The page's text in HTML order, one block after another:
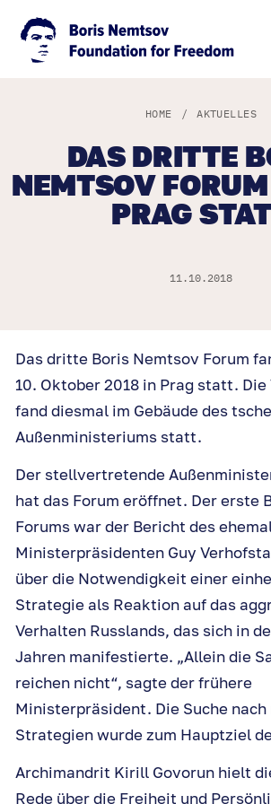
HOME / AKTUELLES
DAS DRITTE
NEMTSOV
PRAG
11.10.2018
Das dritte Boris Nemtsov Forum
10. Oktober 2018 in Prag statt.
fand diesmal im Gebäude des
Außenministeriums statt.
Der stellvertretende
hat das Forum eröffnet. Der erste
Forums war der Bericht des
Ministerpräsidenten Guy
über die Notwendigkeit einer
Strategie als Reaktion auf das
Verhalten Russlands, das sich in
Jahren manifestierte. „Allein die
reichen nicht“, sagte der frühere
Ministerpräsident. Die Suche nach
Strategien wurde zum Hauptziel
Archimandrit Kirill Govorun hielt
Rede über die Freiheit und